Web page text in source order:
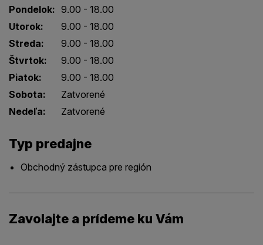
Pondelok: 9.00 - 18.00
Utorok:
9.00 - 18.00
Streda:
9.00 - 18.00
Štvrtok:
9.00 - 18.00
Piatok:
9.00 - 18.00
Sobota:
Zatvorené
Nedeľa:
Zatvorené
Typ predajne
Obchodný zástupca pre región
Zavolajte a prídeme ku Vám